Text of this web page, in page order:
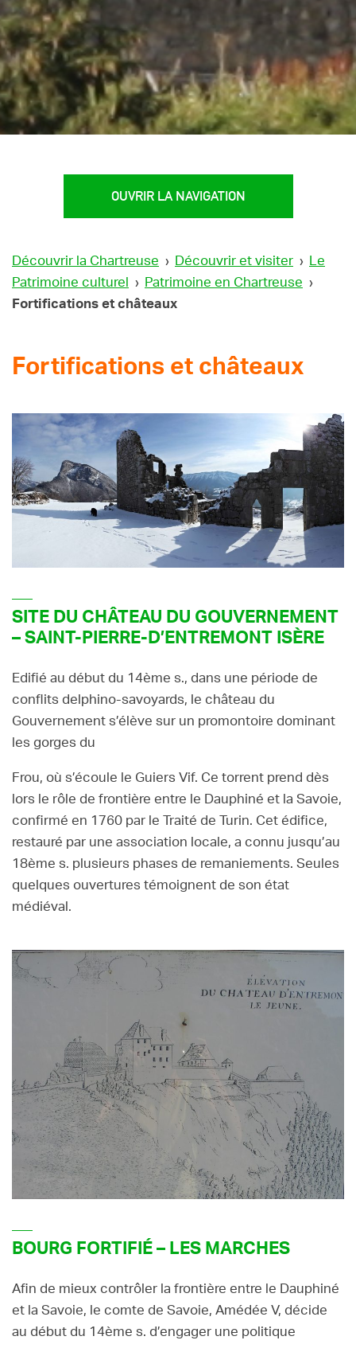
OUVRIR LA NAVIGATION
Découvrir la Chartreuse › Découvrir et visiter ›
Le
Patrimoine culturel
› Patrimoine en Chartreuse ›
Fortifications et châteaux
Fortifications et châteaux
SITE DU CHÂTEAU DU GOUVERNEMENT
– SAINT-PIERRE-D’ENTREMONT ISÈRE
Edifié au début du 14ème s., dans une période de
conflits delphino-savoyards, le château du
Gouvernement s’élève sur un promontoire dominant
les gorges du
Frou, où s’écoule le Guiers Vif. Ce torrent prend dès
lors le rôle de frontière entre le Dauphiné et la Savoie,
confirmé en 1760 par le Traité de Turin. Cet édifice,
restauré par une association locale, a connu jusqu’au
18ème s. plusieurs phases de remaniements. Seules
quelques ouvertures témoignent de son état
médiéval.
BOURG FORTIFIÉ – LES MARCHES
Afin de mieux contrôler la frontière entre le Dauphiné
et la Savoie, le comte de Savoie, Amédée V, décide
au début du 14ème s. d’engager une politique